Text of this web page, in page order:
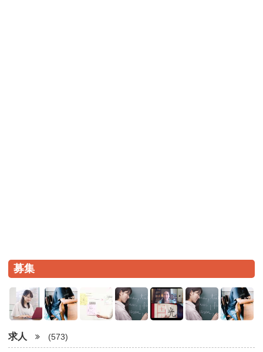
募集
求人 (573)